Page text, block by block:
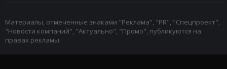
Материалы, отмеченные знаками "Реклама", "PR", "Спецпроект",
"Новости компаний", "Актуально", "Промо", публикуются на
правах рекламы.